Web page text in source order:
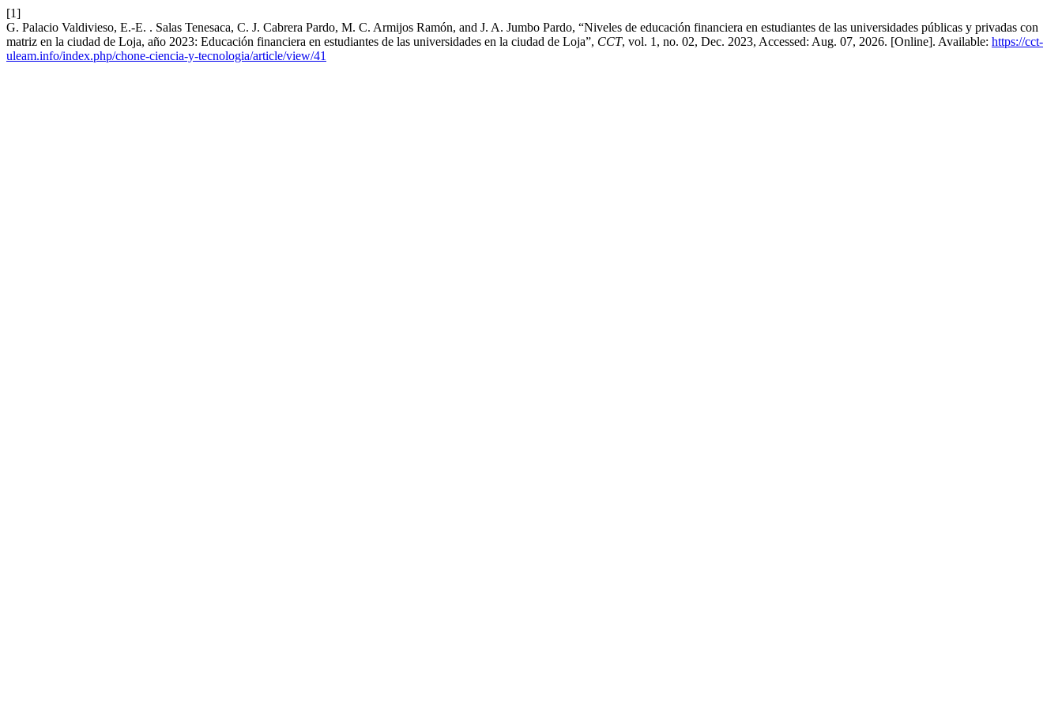
[1]
G. Palacio Valdivieso, E.-E. . Salas Tenesaca, C. J. Cabrera Pardo, M. C. Armijos Ramón, and J. A. Jumbo Pardo, “Niveles de educación financiera en estudiantes de las universidades públicas y privadas con
matriz en la ciudad de Loja, año 2023: Educación financiera en estudiantes de las universidades en la ciudad de Loja”, CCT, vol. 1, no. 02, Dec. 2023, Accessed: Aug. 07, 2026. [Online]. Available: https://cct-
uleam.info/index.php/chone-ciencia-y-tecnologia/article/view/41